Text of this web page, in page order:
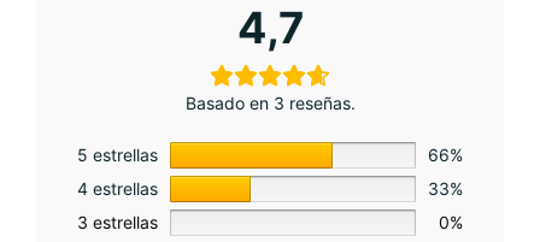
4,7
Basado en 3 reseñas.
5 estrellas
66%
4 estrellas
33%
3 estrellas
0%